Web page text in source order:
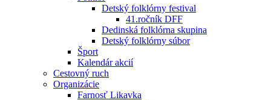
Detský folklórny festival
41.ročník DFF
Dedinská folklórna skupina
Detský folklórny súbor
Šport
Kalendár akcií
Cestovný ruch
Organizácie
Farnosť Likavka